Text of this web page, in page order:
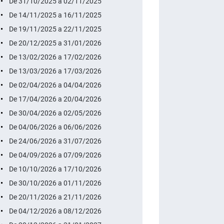
De 14/11/2025 a 16/11/2025
De 19/11/2025 a 22/11/2025
De 20/12/2025 a 31/01/2026
De 13/02/2026 a 17/02/2026
De 13/03/2026 a 17/03/2026
De 02/04/2026 a 04/04/2026
De 17/04/2026 a 20/04/2026
De 30/04/2026 a 02/05/2026
De 04/06/2026 a 06/06/2026
De 24/06/2026 a 31/07/2026
De 04/09/2026 a 07/09/2026
De 10/10/2026 a 17/10/2026
De 30/10/2026 a 01/11/2026
De 20/11/2026 a 21/11/2026
De 04/12/2026 a 08/12/2026